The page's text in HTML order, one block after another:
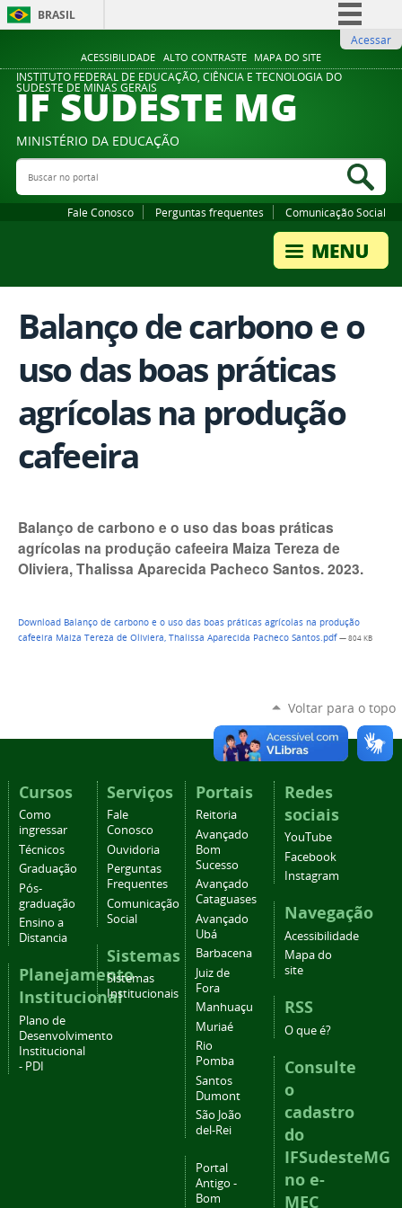
ACESSIBILIDADE ALTO CONTRASTE MAPA DO SITE
BRASIL
Comunica BR
Participe
Legislação
Acessar
INSTITUTO FEDERAL DE EDUCAÇÃO, CIÊNCIA E TECNOLOGIA DO
SUDESTE DE MINAS GERAIS
IF SUDESTE MG
MINISTÉRIO DA EDUCAÇÃO
Buscar no portal
Fale Conosco Perguntas frequentes Comunicação Social
Balanço de carbono e o
uso das boas práticas
agrícolas na produção
cafeeira
Balanço de carbono e o uso das boas práticas
agrícolas na produção cafeeira Maiza Tereza de
Oliviera, Thalissa Aparecida Pacheco Santos. 2023.
Download Balanço de carbono e o uso das boas práticas agrícolas na produção
cafeeira Maiza Tereza de Oliviera, Thalissa Aparecida Pacheco Santos.pdf— 804 KB
Voltar para o topo
Cursos
Como
ingressar
Técnicos
Graduação
Pós-
graduação
Ensino a
Distancia
Planejamento
Institucional
Plano de
Desenvolvimento
Institucional
- PDI
Serviços
Fale
Conosco
Ouvidoria
Perguntas
Frequentes
Comunicação
Social
Sistemas
Sistemas
Institucionais
Portais
Reitoria
Avançado
Bom
Sucesso
Avançado
Cataguases
Avançado
Ubá
Barbacena
Juiz de
Fora
Manhuaçu
Muriaé
Rio
Pomba
Santos
Dumont
São João
del-Rei
Portal
Antigo -
Bom
Redes
sociais
YouTube
Facebook
Instagram
Navegação
Acessibilidade
Mapa do
site
RSS
O que é?
Consulte
o
cadastro
do
IFSudesteMG
no e-
MEC